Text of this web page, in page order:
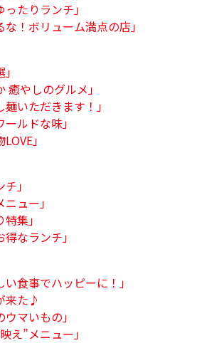
たりランチ」
な！ボリューム満点の店」
癒やしのグルメ」
麺いただきます！」
ールドな味」
」
」
ュー」
集」
得なランチ」
い食事でハッピーに！」
来た♪
ウマいもの」
え”メニュー」